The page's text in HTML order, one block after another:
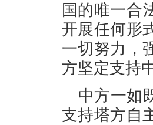
国的唯一合
开展任何形
一切努力，
方坚定支持
中方一如
支持塔方自